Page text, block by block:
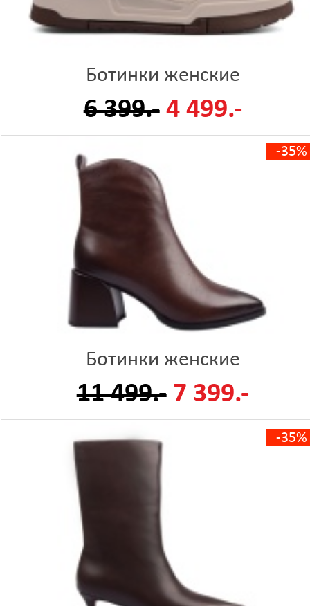
Ботинки женские
6 399.- 4 499.-
-35%
Ботинки женские
11 499.- 7 399.-
-35%